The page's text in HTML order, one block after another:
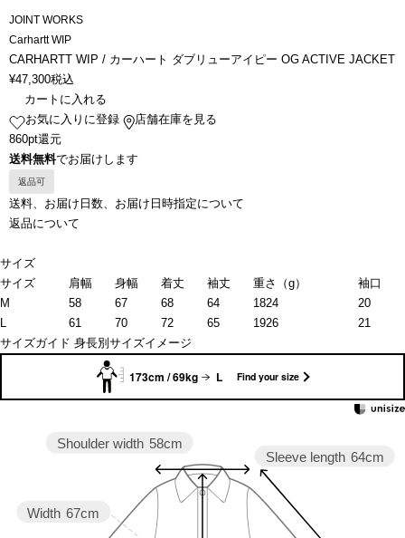
JOINT WORKS
Carhartt WIP
CARHARTT WIP / カーハート ダブリューアイピー OG ACTIVE JACKET
¥47,300税込
カートに入れる
お気に入りに登録
店舗在庫を見る
860pt還元
送料無料でお届けします
返品可
送料、お届け日数、お届け日時指定について
返品について
サイズ
サイズ
肩幅 身幅 着丈 袖丈 重さ（g）
袖口
M
58 67 68 64 1824
20
L
61 70 72 65 1926
21
サイズガイド 身長別サイズイメージ
173cm / 69kg L Find your size
Sleeve length 64cm
Width 67cm
Shoulder width 58cm